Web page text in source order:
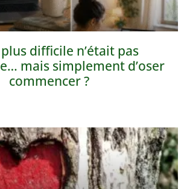
difficile n’était pas
mais simplement d’oser
commencer ?